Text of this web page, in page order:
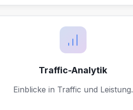
Traffic-Analytik
Einblicke in Traffic und Leistung.